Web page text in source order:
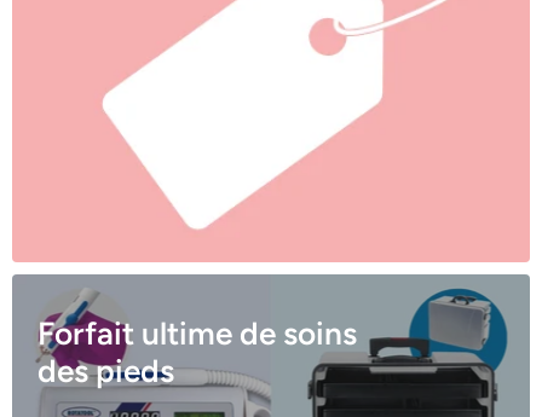
Forfait ultime de soins
des pieds